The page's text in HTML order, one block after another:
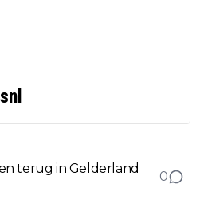
terug in Gelderland
0